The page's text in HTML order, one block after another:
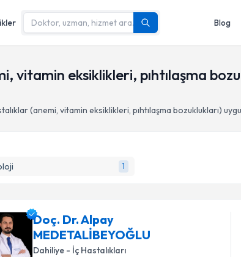
Blog
vitamin eksiklikleri, pıhtılaşma
(anemi, vitamin eksiklikleri, pıhtılaşma bozuklukları)
1
Doç. Dr. Alpay
MEDETALİBEYOĞLU
Dahiliye - İç Hastalıkları